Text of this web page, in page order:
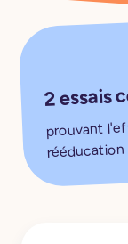
2 essais
prouvant
rééducation